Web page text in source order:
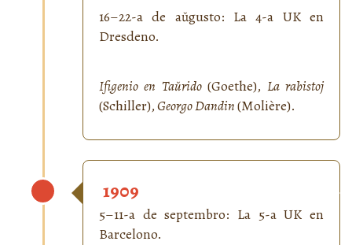
16–22-a de aŭgusto: La 4-a UK en
Dresdeno.
Ifigenio en Taŭrido(Goethe), La rabistoj
(Schiller),Georgo Dandin(Molière).
1909
5–11-a de septembro: La 5-a UK en
Barcelono.